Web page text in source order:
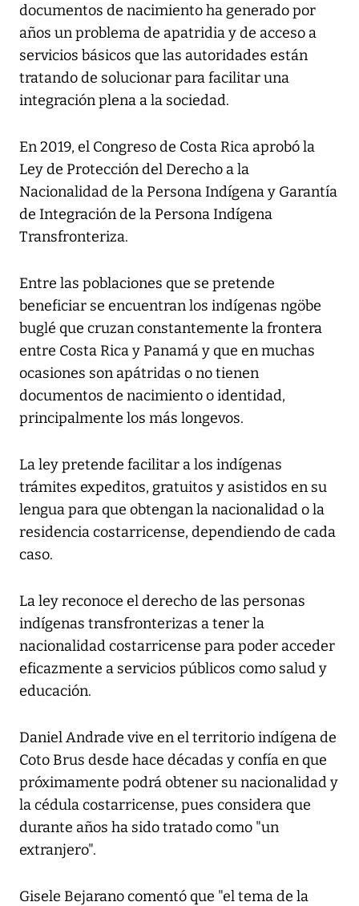
documentos de nacimiento ha generado por
años un problema de apatridia y de acceso a
servicios básicos que las autoridades están
tratando de solucionar para facilitar una
integración plena a la sociedad.
En 2019, el Congreso de Costa Rica aprobó la
Ley de Protección del Derecho a la
Nacionalidad de la Persona Indígena y Garantía
de Integración de la Persona Indígena
Transfronteriza.
Entre las poblaciones que se pretende
beneficiar se encuentran los indígenas ngöbe
buglé que cruzan constantemente la frontera
entre Costa Rica y Panamá y que en muchas
ocasiones son apátridas o no tienen
documentos de nacimiento o identidad,
principalmente los más longevos.
La ley pretende facilitar a los indígenas
trámites expeditos, gratuitos y asistidos en su
lengua para que obtengan la nacionalidad o la
residencia costarricense, dependiendo de cada
caso.
La ley reconoce el derecho de las personas
indígenas transfronterizas a tener la
nacionalidad costarricense para poder acceder
eficazmente a servicios públicos como salud y
educación.
Daniel Andrade vive en el territorio indígena de
Coto Brus desde hace décadas y confía en que
próximamente podrá obtener su nacionalidad y
la cédula costarricense, pues considera que
durante años ha sido tratado como "un
extranjero".
Gisele Bejarano comentó que "el tema de la